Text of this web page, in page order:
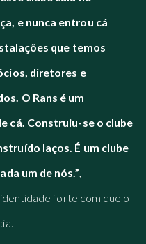
e nunca entrou cá
que temos
diretores e
O Rans é um
cá. Construiu-se o clube
laços. É um clube
um de nós.”,
forte com que o